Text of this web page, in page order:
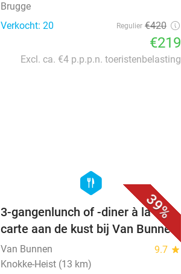
Brugge
Verkocht: 20
Regulier €420
€219
Excl. ca. €4 p.p.p.n. toeristenbelasting
39%
hexagon
food
3-gangenlunch of -diner à la
carte aan de kust bij Van Bunnen
Van Bunnen 9.7 star
Knokke-Heist (13 km)